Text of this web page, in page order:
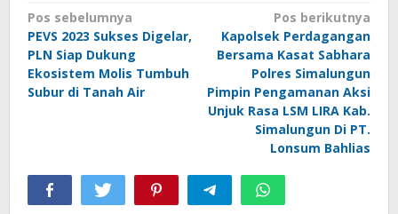
Navigasi
pos
Pos sebelumnya
PEVS 2023 Sukses Digelar,
PLN Siap Dukung
Ekosistem Molis Tumbuh
Subur di Tanah Air
Pos berikutnya
Kapolsek Perdagangan
Bersama Kasat Sabhara
Polres Simalungun
Pimpin Pengamanan Aksi
Unjuk Rasa LSM LIRA Kab.
Simalungun Di PT.
Lonsum Bahlias